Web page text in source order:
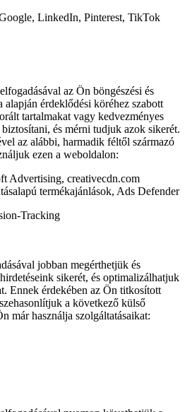
LinkedIn, Pinterest, TikTok
az Ön böngészési és
alapján érdeklődési köréhez szabott
tartalmakat vagy kedvezményes
és mérni tudjuk azok sikerét.
az alábbi, harmadik féltől származó
ezen a weboldalon:
Advertising, creativecdn.com
termékajánlások, Ads Defender
Tracking
jobban megérthetjük és
sikerét, és optimalizálhatjuk
Ennek érdekében az Ön titkosított
a következő külső
már használja szolgáltatásaikat: